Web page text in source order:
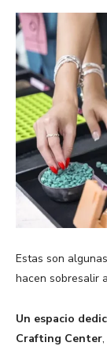
Estas son
hacen sobresalir
Un espacio
Crafting Center